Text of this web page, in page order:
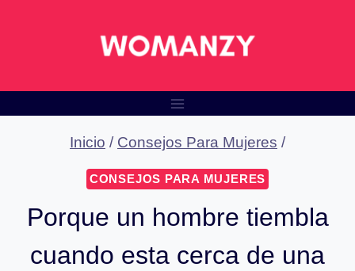
Inicio / Consejos Para Mujeres /
CONSEJOS PARA MUJERES
Porque un hombre tiembla
cuando esta cerca de una